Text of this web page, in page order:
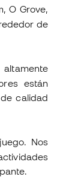
O Grove,
de
están
calidad
Nos